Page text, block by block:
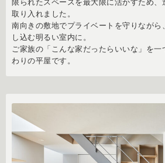
限られたスペースを最大限に活かすため、
取り入れました。
南向きの敷地でプライベートを守りなが
し込む明るい室内に。
ご家族の「こんな家だったらいいな」を
わりの平屋です。